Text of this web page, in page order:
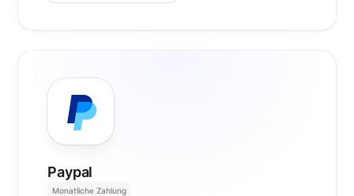
Paypal
Monatliche Zahlung